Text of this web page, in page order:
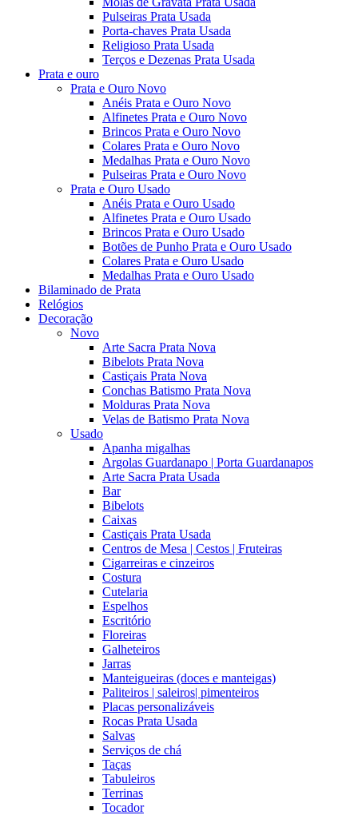
Pulseiras Prata Usada
Porta-chaves Prata Usada
Religioso Prata Usada
Terços e Dezenas Prata Usada
Prata e ouro
Prata e Ouro Novo
Anéis Prata e Ouro Novo
Alfinetes Prata e Ouro Novo
Brincos Prata e Ouro Novo
Colares Prata e Ouro Novo
Medalhas Prata e Ouro Novo
Pulseiras Prata e Ouro Novo
Prata e Ouro Usado
Anéis Prata e Ouro Usado
Alfinetes Prata e Ouro Usado
Brincos Prata e Ouro Usado
Botões de Punho Prata e Ouro Usado
Colares Prata e Ouro Usado
Medalhas Prata e Ouro Usado
Bilaminado de Prata
Relógios
Decoração
Novo
Arte Sacra Prata Nova
Bibelots Prata Nova
Castiçais Prata Nova
Conchas Batismo Prata Nova
Molduras Prata Nova
Velas de Batismo Prata Nova
Usado
Apanha migalhas
Argolas Guardanapo | Porta Guardanapos
Arte Sacra Prata Usada
Bar
Bibelots
Caixas
Castiçais Prata Usada
Centros de Mesa | Cestos | Fruteiras
Cigarreiras e cinzeiros
Costura
Cutelaria
Espelhos
Escritório
Floreiras
Galheteiros
Jarras
Manteigueiras (doces e manteigas)
Paliteiros | saleiros| pimenteiros
Placas personalizáveis
Rocas Prata Usada
Salvas
Serviços de chá
Taças
Tabuleiros
Terrinas
Tocador